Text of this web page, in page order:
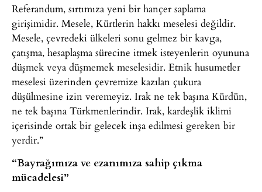
Referandum, sırtımıza yeni bir hançer saplama
girişimidir. Mesele, Kürtlerin hakkı meselesi değildir.
Mesele, çevredeki ülkeleri sonu gelmez bir kavga,
çatışma, hesaplaşma sürecine itmek isteyenlerin oyununa
düşmek veya düşmemek meselesidir. Etnik husumetler
meselesi üzerinden çevremize kazılan çukura
düşülmesine izin veremeyiz. Irak ne tek başına Kürdün,
ne tek başına Türkmenlerindir. Irak, kardeşlik iklimi
içerisinde ortak bir gelecek inşa edilmesi gereken bir
yerdir.”
“Bayrağımıza ve ezanımıza sahip çıkma
mücadelesi”